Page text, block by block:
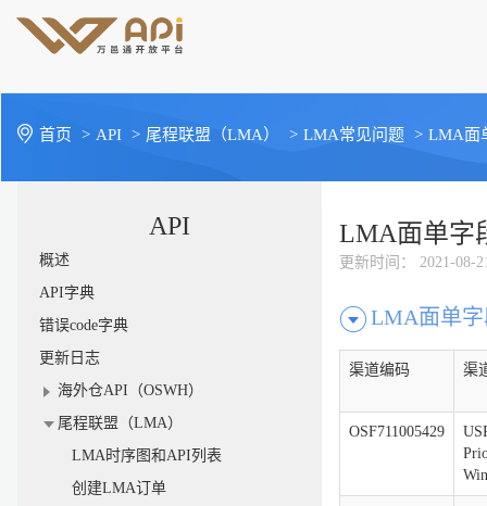
首页 > API > 尾程联盟（LMA） > LMA常见问题 > LMA面
API
概述
API字典
错误code字典
更新日志
海外仓API（OSWH）
尾程联盟（LMA）
LMA时序图和API列表
创建LMA订单
LMA面单字
更新时间 ： 2021-08-
LMA面单
渠道编码 渠
OSF711005429